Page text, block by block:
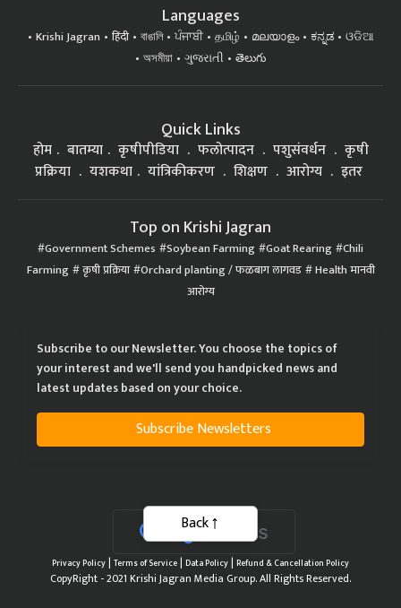
Languages
Krishi Jagran हिंदी বাঙালি ਪੰਜਾਬੀ தமிழ் മലയാളം ಕನ್ನಡ
ଓଡିଆ
অসমীয়া
ગુજરાતી తెలుగు
Quick Links
होम बातम्या कृषीपीडिया फलोत्पादन पशुसंवर्धन
कृषी
प्रक्रिया
यशकथा यांत्रिकीकरण शिक्षण आरोग्य इतर
Top on Krishi Jagran
Government Schemes Soybean Farming Goat Rearing Chili
Farming कृषी प्रक्रिया Orchard planting / फळबाग लागवड Health मानवी
आरोग्य
Subscribe to our Newsletter. You choose the topics of
your interest and we'll send you handpicked news and
latest updates based on your choice.
Subscribe Newsletters
Privacy Policy| Terms of Service| Data Policy| Refund & Cancellation Policy
CopyRight - 2021 Krishi Jagran Media Group. All Rights Reserved.
Back